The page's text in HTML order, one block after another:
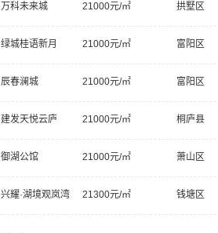
万科未来城 21000元/㎡ 拱墅区
绿城桂语新月 21000元/㎡ 富阳区
辰春澜城 21000元/㎡ 富阳区
建发天悦云庐 21000元/㎡ 桐庐县
御湖公馆 21000元/㎡ 萧山区
兴耀·湖境观岚湾 21300元/㎡ 钱塘区